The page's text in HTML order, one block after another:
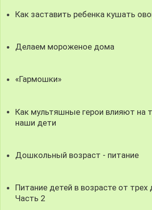
Как заставить ребенка кушать
Делаем мороженое дома
«Гармошки»
Как мультяшные герои влияют на
наши дети
Дошкольный возраст - питание
Питание детей в возрасте от трех
Часть 2